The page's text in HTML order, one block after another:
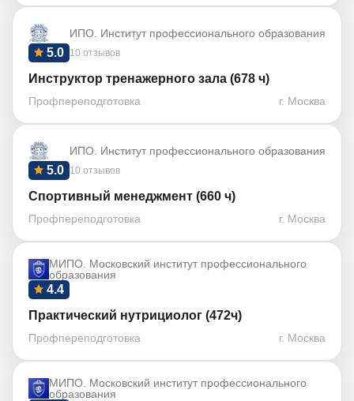
ИПО. Институт профессионального образования
10 отзывов
5.0
Инструктор тренажерного зала (678 ч)
Профпереподготовка г. Москва
ИПО. Институт профессионального образования
10 отзывов
5.0
Спортивный менеджмент (660 ч)
Профпереподготовка г. Москва
МИПО. Московский институт профессионального
образования
4.4
Практический нутрициолог (472ч)
Профпереподготовка г. Москва
МИПО. Московский институт профессионального
образования